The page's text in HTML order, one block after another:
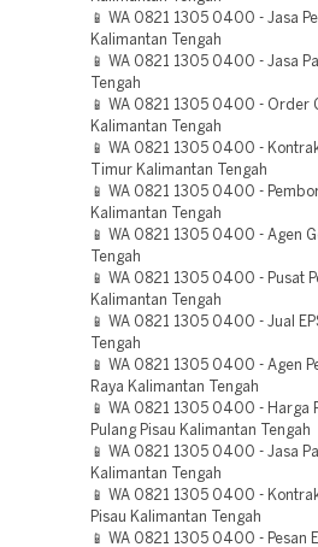
📱 WA 0821 1305 0400 - Jasa
Kalimantan Tengah
📱 WA 0821 1305 0400 - Jasa
Tengah
📱 WA 0821 1305 0400 - Order
Kalimantan Tengah
📱 WA 0821 1305 0400 -
Timur Kalimantan Tengah
📱 WA 0821 1305 0400 -
Kalimantan Tengah
📱 WA 0821 1305 0400 - Agen
Tengah
📱 WA 0821 1305 0400 - Pusat
Kalimantan Tengah
📱 WA 0821 1305 0400 - Jual
Tengah
📱 WA 0821 1305 0400 - Agen
Raya Kalimantan Tengah
📱 WA 0821 1305 0400 - Harga
Pulang Pisau Kalimantan Tengah
📱 WA 0821 1305 0400 - Jasa
Kalimantan Tengah
📱 WA 0821 1305 0400 -
Pisau Kalimantan Tengah
📱 WA 0821 1305 0400 - Pesan